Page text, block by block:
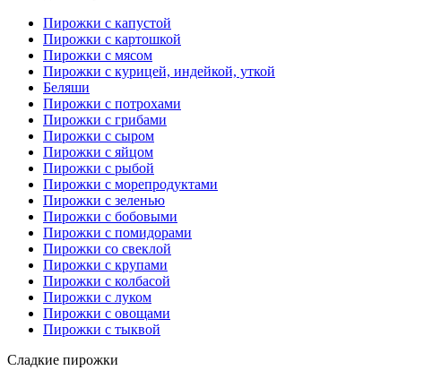
Пирожки с капустой
Пирожки с картошкой
Пирожки с мясом
Пирожки с курицей, индейкой, уткой
Беляши
Пирожки с потрохами
Пирожки с грибами
Пирожки с сыром
Пирожки с яйцом
Пирожки с рыбой
Пирожки с морепродуктами
Пирожки с зеленью
Пирожки с бобовыми
Пирожки с помидорами
Пирожки со свеклой
Пирожки с крупами
Пирожки с колбасой
Пирожки с луком
Пирожки с овощами
Пирожки с тыквой
Сладкие пирожки